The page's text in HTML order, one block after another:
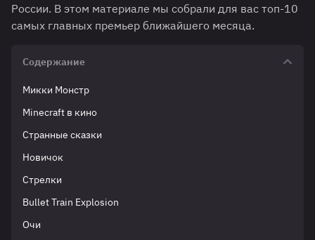
России. В этом материале мы собрали для вас топ-10
самых главных премьер ближайшего месяца.
Содержание
Микки Монстр
Minecraft в кино
Странные сказки
Новичок
Стрелки
Bullet Train Explosion
Очи